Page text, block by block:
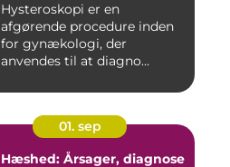
Hysteroskopi er en
afgørende procedure inden
for gynækologi, der
anvendes til at diagno...
01. sep
Hæshed: Årsager, diagnose